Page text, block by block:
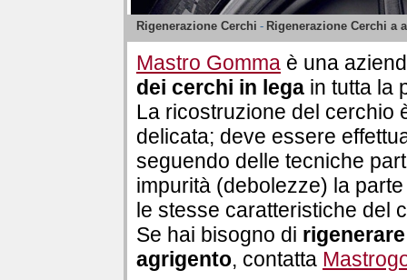
Rigenerazione Cerchi - Rigenerazione Cerchi a
Mastro Gomma è una
dei cerchi in lega in tutta la
La ricostruzione del cerchio
delicata; deve essere
seguendo delle tecniche
impurità (debolezze) la
le stesse caratteristiche del
Se hai bisogno di
agrigento, contatta